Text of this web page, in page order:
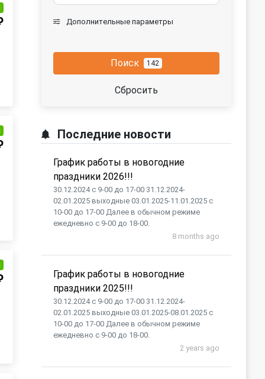
Дополнительные параметры
Поиск 142
Сбросить
Последние новости
График работы в новогодние
праздники 2026!!!
30.12.2024 с 9-00 до 17-00 31.12.2024-
02.01.2025 выходные 03.01.2025-11.01.2025 с
10-00 до 17-00 Далее в обычном режиме
ежедневно с 9-00 до 18-00.
8 months ago
График работы в новогодние
праздники 2025!!!
30.12.2024 с 9-00 до 17-00 31.12.2024-
02.01.2025 выходные 03.01.2025-08.01.2025 с
10-00 до 17-00 Далее в обычном режиме
ежедневно с 9-00 до 18-00.
2 years ago